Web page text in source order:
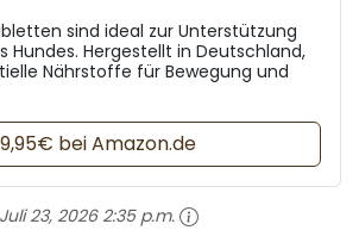
sind ideal zur Unterstützung
Hundes. Hergestellt in Deutschland,
Nährstoffe für Bewegung und
bei Amazon.de
Juli 23, 2026 2:35 p.m.